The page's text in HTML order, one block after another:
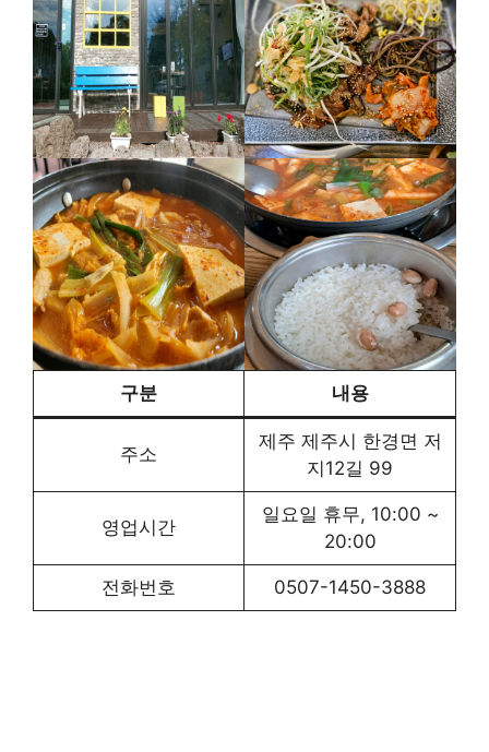
구분 내용
주소
제주 제주시 한경면 저
지12길 99
영업시간
일요일 휴무, 10:00 ~
20:00
전화번호 0507-1450-3888